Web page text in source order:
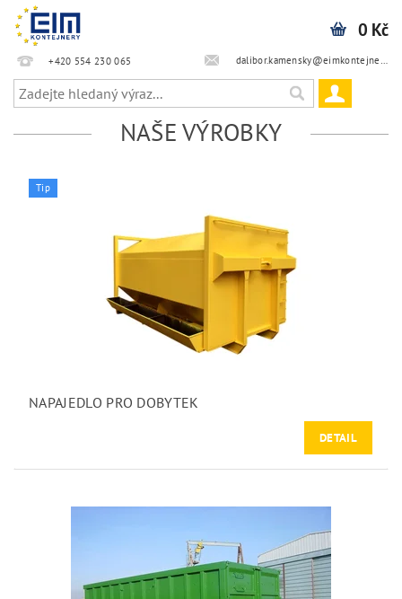
+420 554 230 065 dalibor.kamensky@eimkontejnery.cz
0 Kč
NAŠE VÝROBKY
Tip
NAPAJEDLO PRO DOBYTEK
DETAIL